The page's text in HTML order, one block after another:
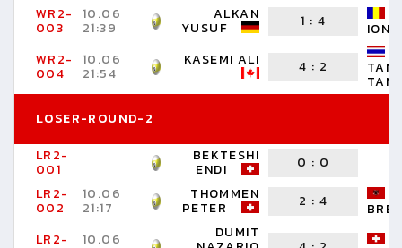
WR2-
003
10.06
21:39
ALKAN
YUSUF 1 : 4
WR2-
004
10.06
21:54
KASEMI ALI 4 : 2
LOSER-ROUND-2
LR2-
001
BEKTESHI
ENDI 0 : 0
LR2-
002
10.06
21:17
THOMMEN
PETER 2 : 4
LR2-
10.06 DUMIT